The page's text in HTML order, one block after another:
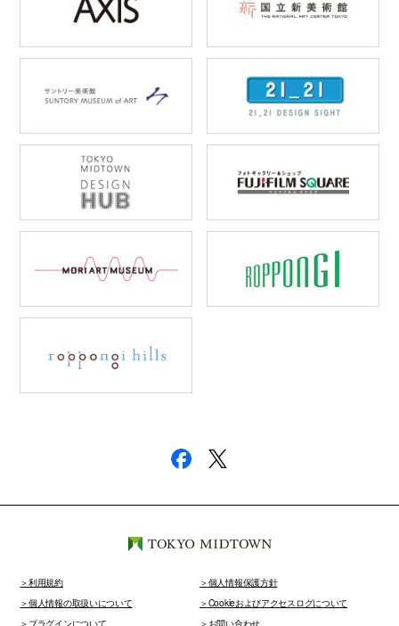
利用規約
個人情報保護方針
個人情報の取扱いについて
Cookieおよびアクセスログについて
プラグインについて
お問い合わせ